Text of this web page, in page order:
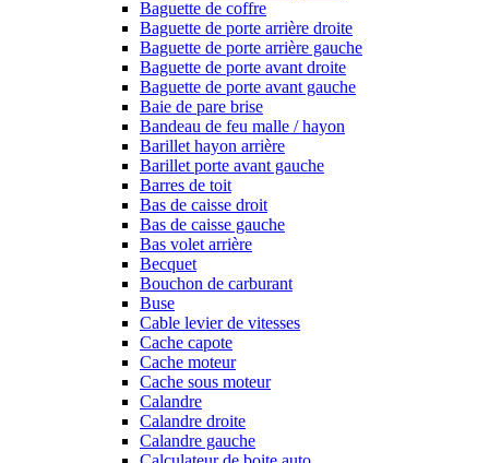
Baguette de coffre
Baguette de porte arrière droite
Baguette de porte arrière gauche
Baguette de porte avant droite
Baguette de porte avant gauche
Baie de pare brise
Bandeau de feu malle / hayon
Barillet hayon arrière
Barillet porte avant gauche
Barres de toit
Bas de caisse droit
Bas de caisse gauche
Bas volet arrière
Becquet
Bouchon de carburant
Buse
Cable levier de vitesses
Cache capote
Cache moteur
Cache sous moteur
Calandre
Calandre droite
Calandre gauche